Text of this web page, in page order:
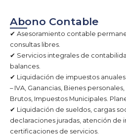
Abono Contable
✔ Asesoramiento contable
consultas libres.
✔ Servicios integrales de
balances.
✔ Liquidación de impuestos anuales
– IVA, Ganancias, Bienes personales,
Brutos, Impuestos Municipales.
✔ Liquidación de sueldos, cargas
declaraciones juradas, atención de
certificaciones de servicios.